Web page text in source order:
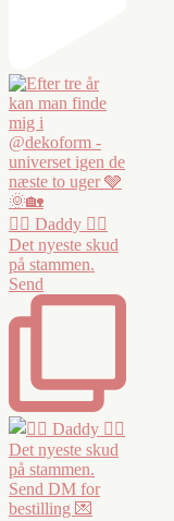
❤️‍🔥 Daddy ❤️‍🔥
Det nyeste skud
på stammen.
Send